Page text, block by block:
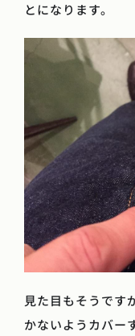
とになります。
見た目もそうです
かないようカバー